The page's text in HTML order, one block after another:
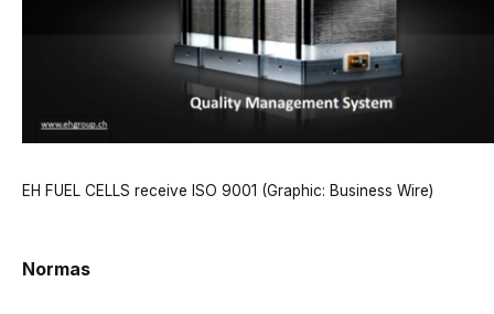
EH FUEL CELLS receive ISO 9001 (Graphic: Business Wire)
Normas